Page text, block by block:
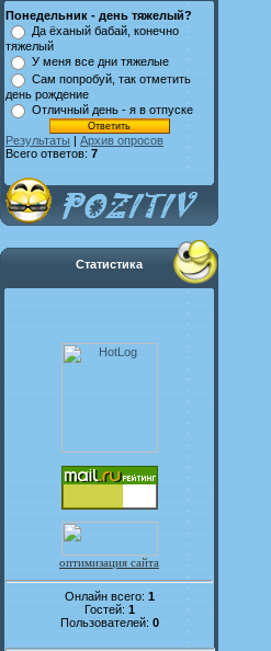
Понедельник - день тяжелый?
Да ёханый бабай, конечно
тяжелый
У меня все дни тяжелые
Сам попробуй, так отметить
день рождение
Отличный день - я в отпуске
Результаты | Архив опросов
Всего ответов: 7
Статистика
оптимизация сайта
Онлайн всего: 1
Гостей: 1
Пользователей: 0